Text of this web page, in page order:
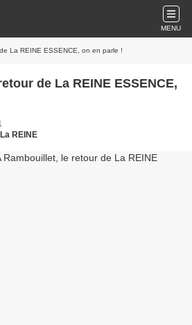
MENU
La REINE ESSENCE, on en parle !
de La REINE ESSENCE,
REINE